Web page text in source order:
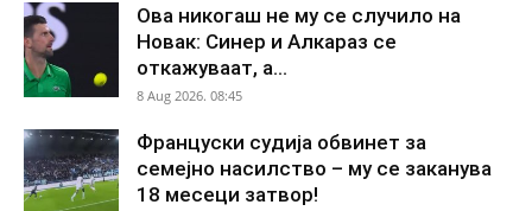
Ова никогаш не му се случило на
Новак: Синер и Алкараз се
откажуваат, а...
8 Aug 2026. 08:45
Француски судија обвинет за
семејно насилство – му се заканува
18 месеци затвор!